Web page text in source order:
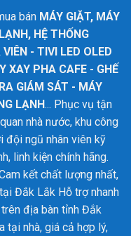
bán MÁY GIẶT, MÁY
HỆ THỐNG
- TIVI LED OLED
XAY PHA CAFE - GHẾ
GIÁM SÁT - MÁY
LẠNH... Phục vụ tận
nhà nước, khu công
đội ngũ nhân viên kỹ
linh kiện chính hãng.
kết chất lượng nhất,
Đắk Lắk Hỗ trợ nhanh
địa bàn tỉnh Đắk
tại nhà, giá cả hợp lý,